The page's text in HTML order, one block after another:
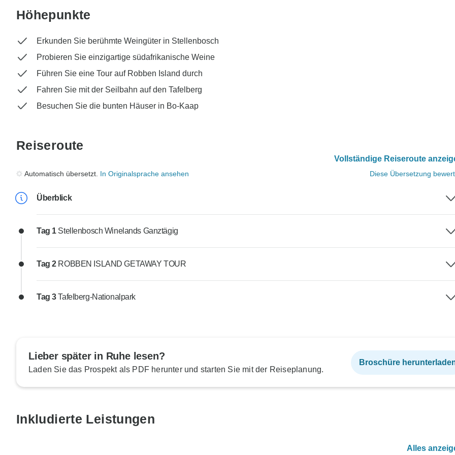
Höhepunkte
Erkunden Sie berühmte Weingüter in Stellenbosch
Probieren Sie einzigartige südafrikanische Weine
Führen Sie eine Tour auf Robben Island durch
Fahren Sie mit der Seilbahn auf den Tafelberg
Besuchen Sie die bunten Häuser in Bo-Kaap
Reiseroute
Vollständige Reiseroute
Automatisch übersetzt. In Originalsprache ansehen Diese Übersetzung
Überblick
Tag 1 Stellenbosch Winelands Ganztägig
Tag 2 ROBBEN ISLAND GETAWAY TOUR
Tag 3Tafelberg-Nationalpark
Lieber später in Ruhe lesen?
Laden Sie das Prospekt als PDF herunter und starten Sie mit der Reiseplanung.
Broschüre
Inkludierte Leistungen
Alles